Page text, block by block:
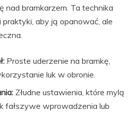
nad bramkarzem. Ta technika
aby ją opanować, ale
Proste uderzenie na bramkę,
luk w obronie.
Złudne ustawienia, które mylą
fałszywe wprowadzenia lub